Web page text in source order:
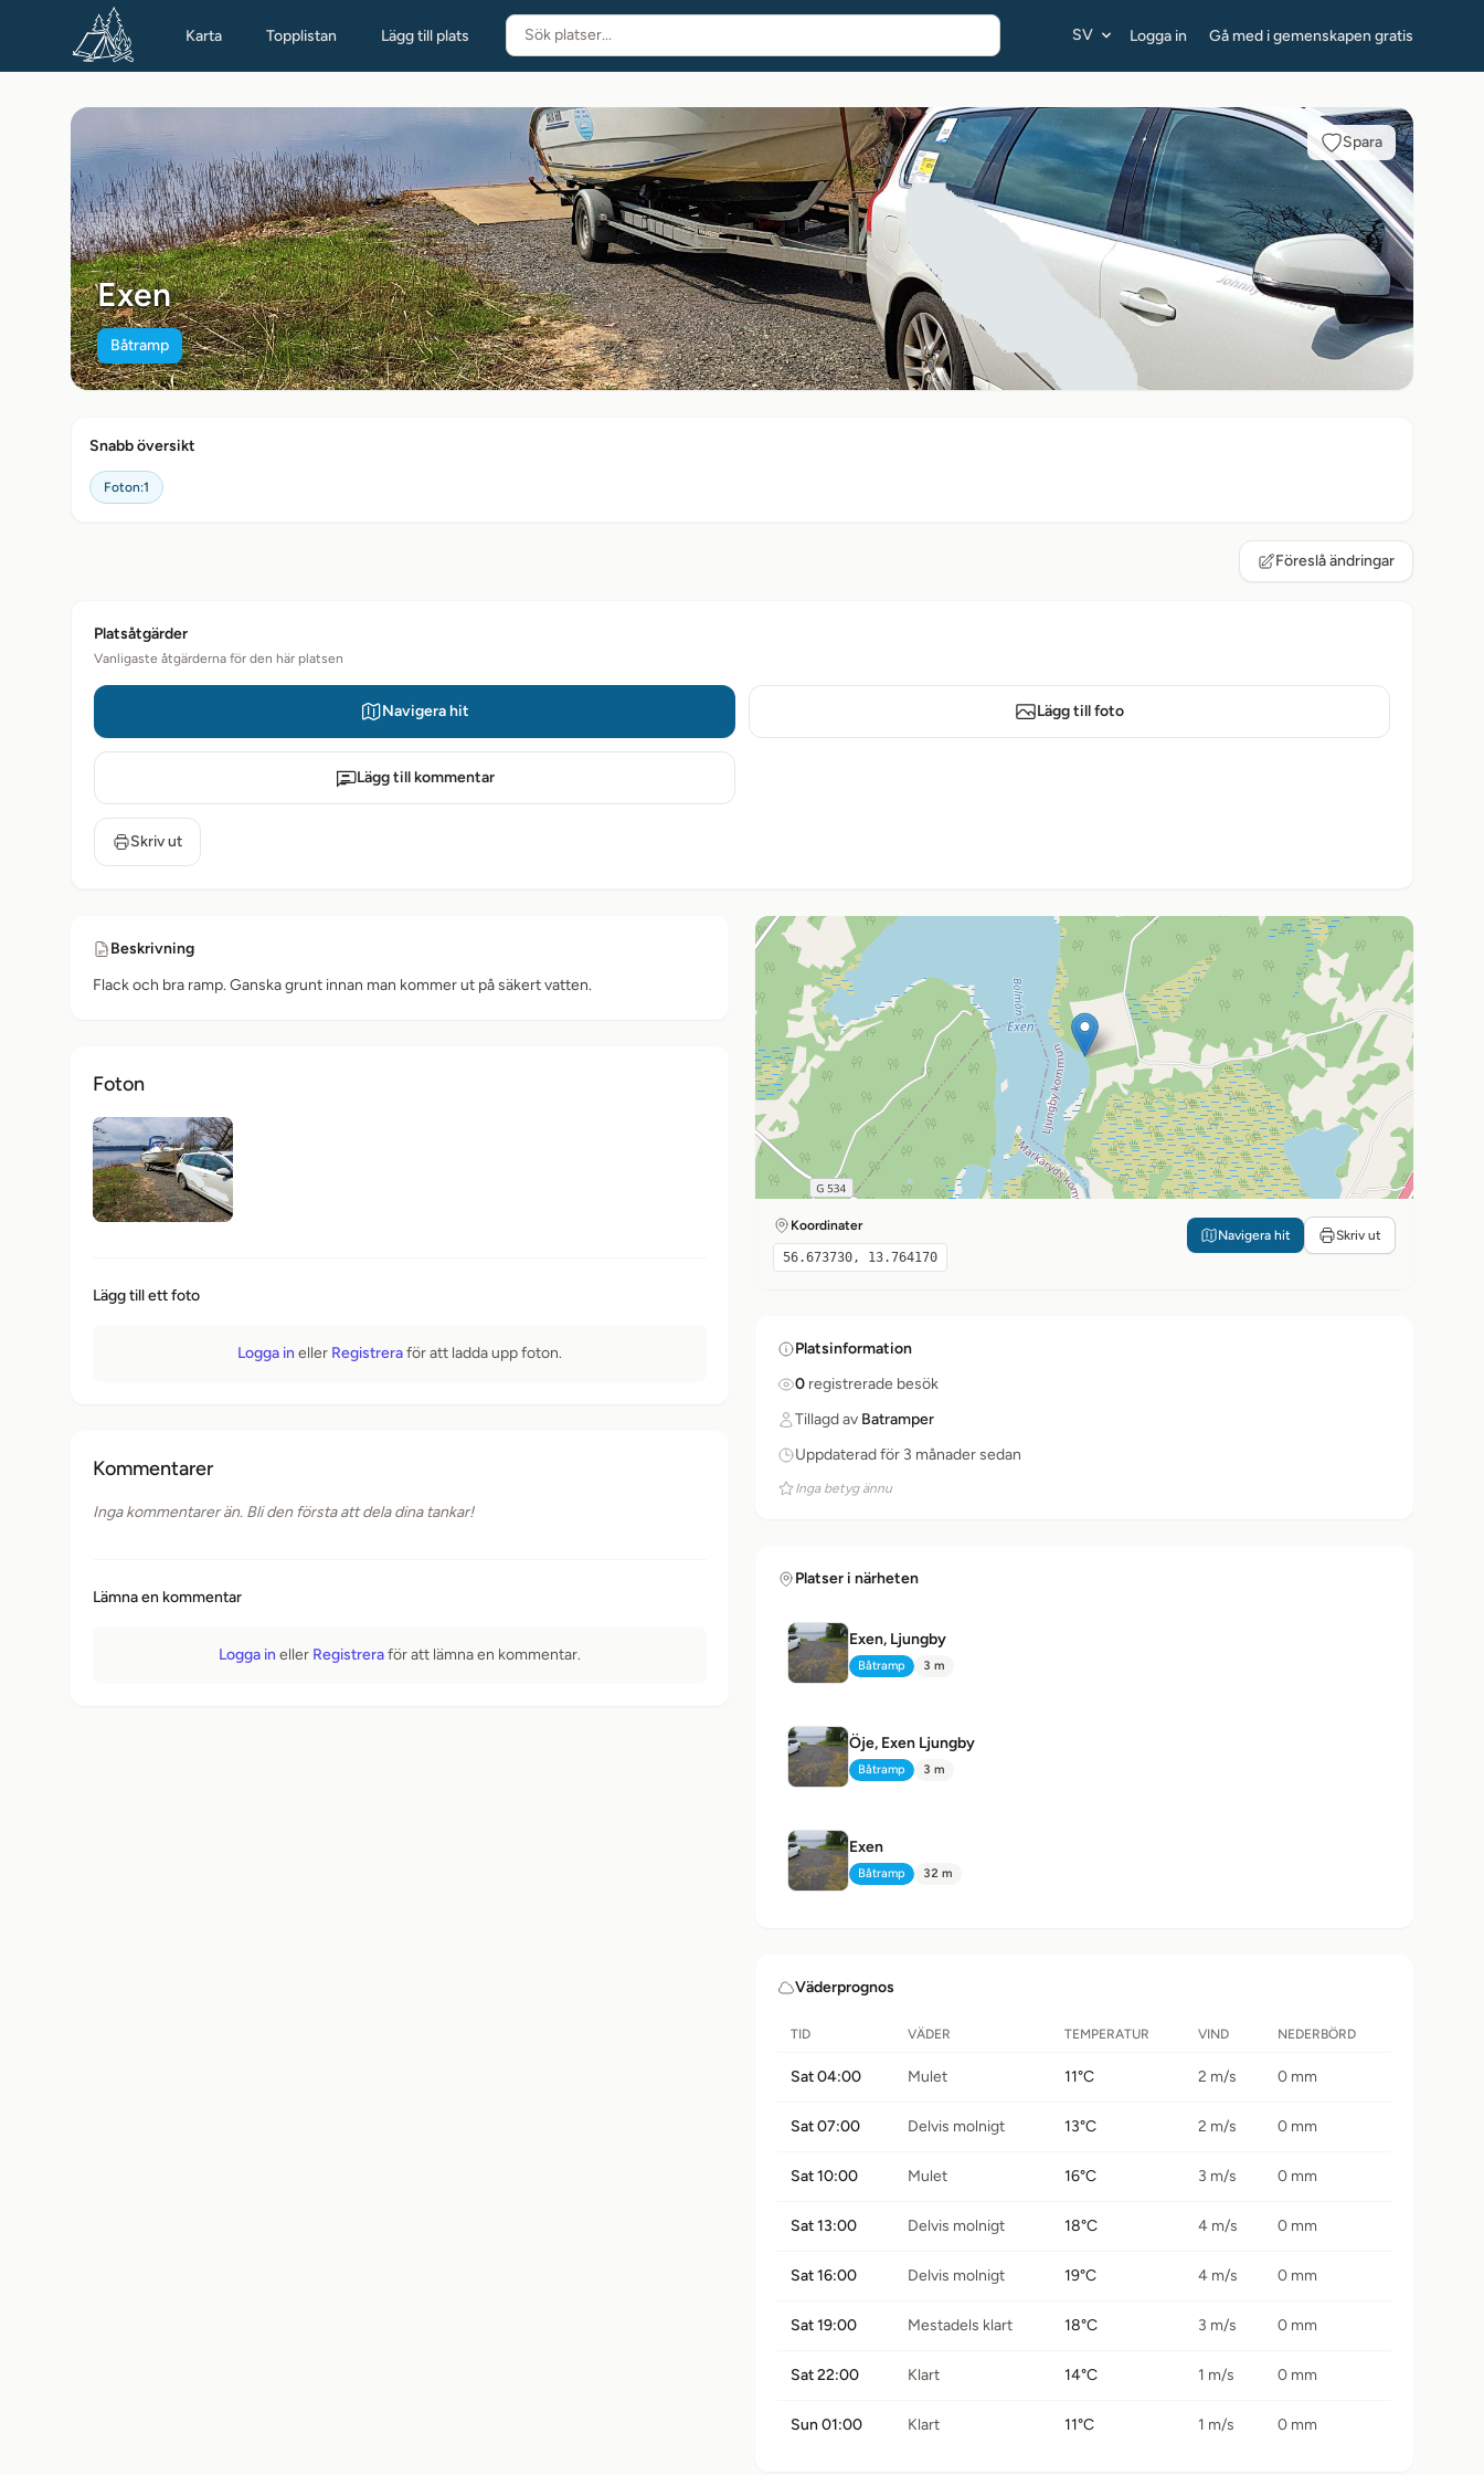
Karta Topplistan Lägg till plats SV Logga in Gå med i gemenskapen gratis
Spara
Exen
Båtramp
Snabb översikt
Foton:1
Föreslå ändringar
Platsåtgärder
Vanligaste åtgärderna för den här platsen
Navigera hit Lägg till foto
Lägg till kommentar
Skriv ut
Beskrivning
Flack och bra ramp. Ganska grunt innan man kommer ut på säkert vatten.
Foton
Lägg till ett foto
Logga in eller Registreraför att ladda upp foton.
Kommentarer
Inga kommentarer än. Bli den första att dela dina tankar!
Lämna en kommentar
Logga in eller Registreraför att lämna en kommentar.
Koordinater
56.673730, 13.764170
Navigera hit Skriv ut
Platsinformation
0 registrerade besök
Tillagd av Batramper
Uppdaterad för 3 månader sedan
Inga betyg ännu
Platser i närheten
Exen, Ljungby
Typ:
Båtramp Avstånd:
3 m
Öje, Exen Ljungby
Typ:
Båtramp Avstånd:
3 m
Exen
Typ:
Båtramp Avstånd:
32 m
Väderprognos
TID VÄDER TEMPERATUR VIND NEDERBÖRD
Sat 04:00 Mulet 11°C 2 m/s 0 mm
Sat 07:00 Delvis molnigt 13°C 2 m/s 0 mm
Sat 10:00 Mulet 16°C 3 m/s 0 mm
Sat 13:00 Delvis molnigt 18°C 4 m/s 0 mm
Sat 16:00 Delvis molnigt 19°C 4 m/s 0 mm
Sat 19:00 Mestadels klart 18°C 3 m/s 0 mm
Sat 22:00 Klart 14°C 1 m/s 0 mm
Sun 01:00 Klart 11°C 1 m/s 0 mm